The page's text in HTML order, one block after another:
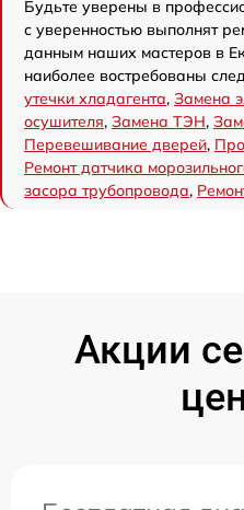
Будьте уверены в
с уверенностью выполнят
данным наших мастеров в
наиболее востребованы
утечки хладагента, Замена
осушителя, Замена ТЭН,
Перевешивание дверей,
Ремонт датчика
засора трубопровода,
Акции